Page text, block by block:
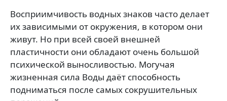
Восприимчивость водных знаков часто делает
их зависимыми от окружения, в котором они
живут. Но при всей своей внешней
пластичности они обладают очень большой
психической выносливостью. Могучая
жизненная сила Воды даёт способность
подниматься после самых сокрушитель­ных